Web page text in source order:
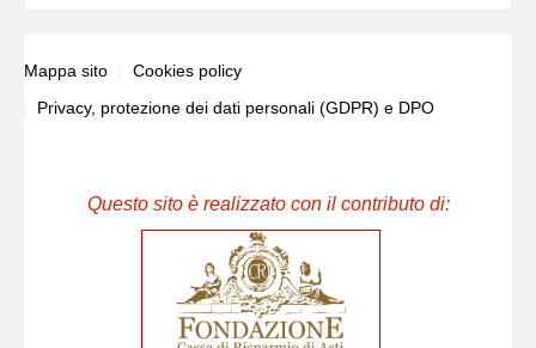
Mappa sito
Cookies policy
Privacy, protezione dei dati personali (GDPR) e DPO
Questo sito è realizzato con il contributo di: